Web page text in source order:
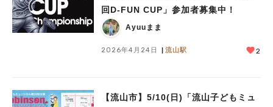
回D-FUN CUP」参加者募集中！
Ayuuまま
2026年4月24日 流山駅 2
【流山市】5/10(日)「流山子どもミュ